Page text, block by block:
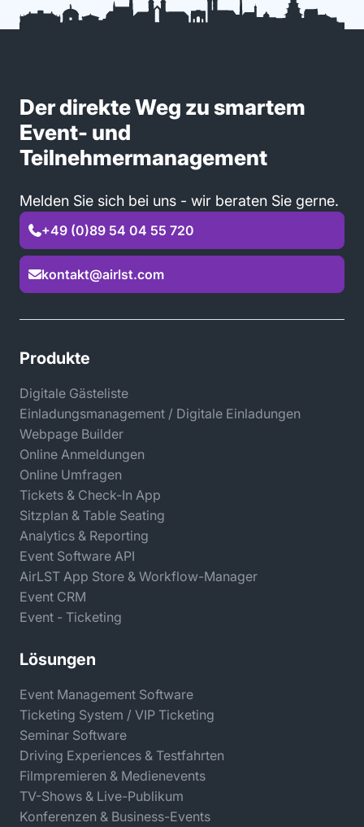
Der direkte Weg zu smartem
Event- und
Teilnehmermanagement
Melden Sie sich bei uns - wir beraten Sie gerne.
+49 (0)89 54 04 55 720
kontakt@airlst.com
Produkte
Digitale Gästeliste
Einladungsmanagement / Digitale Einladungen
Webpage Builder
Online Anmeldungen
Online Umfragen
Tickets & Check-In App
Sitzplan & Table Seating
Analytics & Reporting
Event Software API
AirLST App Store & Workflow-Manager
Event CRM
Event - Ticketing
Lösungen
Event Management Software
Ticketing System / VIP Ticketing
Seminar Software
Driving Experiences & Testfahrten
Filmpremieren & Medienevents
TV-Shows & Live-Publikum
Konferenzen & Business-Events